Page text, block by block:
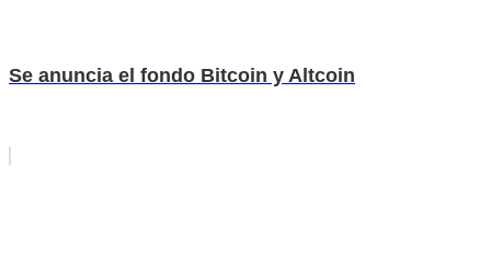
Se anuncia el fondo Bitcoin y Altcoin